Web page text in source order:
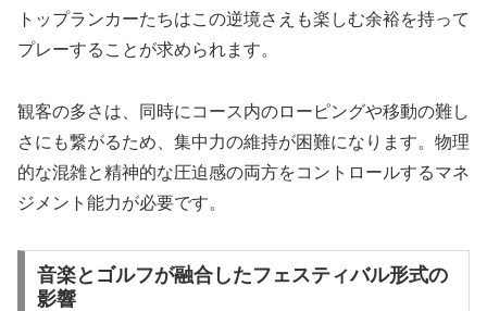
トップランカーたちはこの逆境さえも楽しむ余裕を持って
プレーすることが求められます。
観客の多さは、同時にコース内のローピングや移動の難し
さにも繋がるため、集中力の維持が困難になります。物理
的な混雑と精神的な圧迫感の両方をコントロールするマネ
ジメント能力が必要です。
音楽とゴルフが融合したフェスティバル形式の
影響